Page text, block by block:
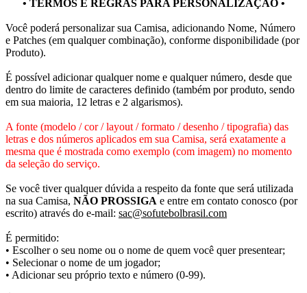
• TERMOS E REGRAS PARA PERSONALIZAÇÃO •
Você poderá personalizar sua Camisa, adicionando Nome, Número
e Patches (em qualquer combinação), conforme disponibilidade (por
Produto).
É possível adicionar qualquer nome e qualquer número, desde que
dentro do limite de caracteres definido (também por produto, sendo
em sua maioria, 12 letras e 2 algarismos).
A fonte (modelo / cor / layout / formato / desenho / tipografia) das
letras e dos números aplicados em sua Camisa, será exatamente a
mesma que é mostrada como exemplo (com imagem) no momento
da seleção do serviço.
Se você tiver qualquer dúvida a respeito da fonte que será utilizada
na sua Camisa, NÃO PROSSIGA e entre em contato conosco (por
escrito) através do e-mail: sac@sofutebolbrasil.com
É permitido:
• Escolher o seu nome ou o nome de quem você quer presentear;
• Selecionar o nome de um jogador;
• Adicionar seu próprio texto e número (0-99).